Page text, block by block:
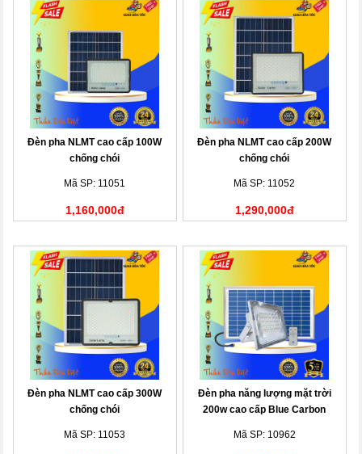
Đèn pha NLMT cao cấp 100W
chống chói
Mã SP: 11051
1,160,000đ
Đèn pha NLMT cao cấp 200W
chống chói
Mã SP: 11052
1,290,000đ
Đèn pha NLMT cao cấp 300W
chống chói
Mã SP: 11053
Đèn pha năng lượng mặt trời
200w cao cấp Blue Carbon
Mã SP: 10962